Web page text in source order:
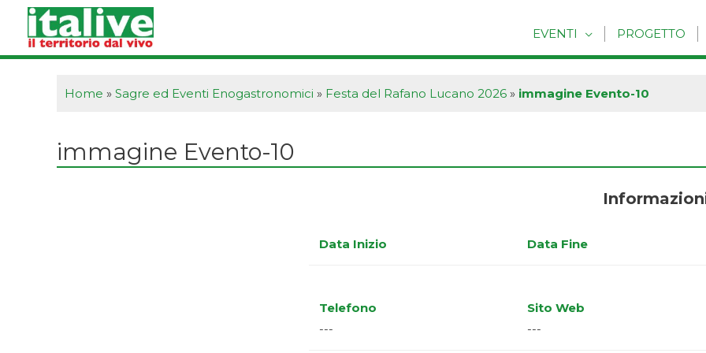
contenuto
EVENTI PROGETTO
Home » Sagre ed Eventi Enogastronomici » Festa del Rafano Lucano 2026 » immagine Evento-10
immagine Evento-10
Data Inizio Data Fine
Telefono
---
Sito Web
---